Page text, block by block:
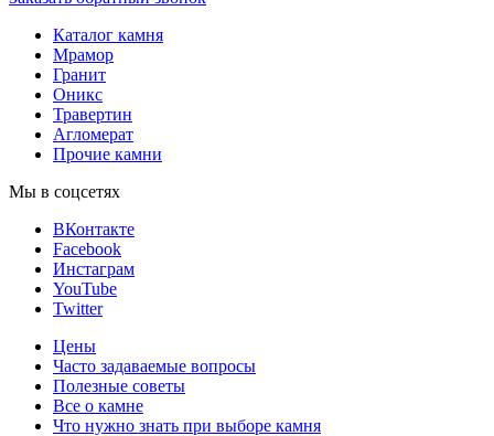
Каталог камня
Мрамор
Гранит
Оникс
Травертин
Агломерат
Прочие камни
Мы в соцсетях
ВКонтакте
Facebook
Инстаграм
YouTube
Twitter
Цены
Часто задаваемые вопросы
Полезные советы
Все о камне
Что нужно знать при выборе камня